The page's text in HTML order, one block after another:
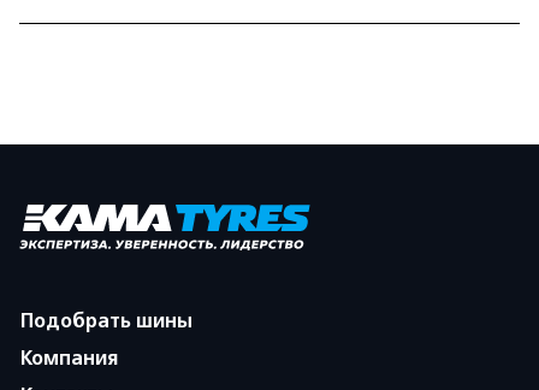
Подобрать шины
Компания